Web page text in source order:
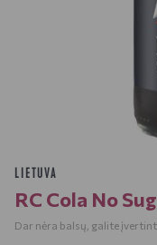
LIETUVA
RC Cola No
Dar nėra balsų, galite